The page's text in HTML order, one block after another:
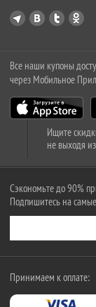
Все наши купоны
через Мобильное
Ищите
не выходя
Сэкономьте до 90%
Подпишитесь на
Принимаем к оплате: